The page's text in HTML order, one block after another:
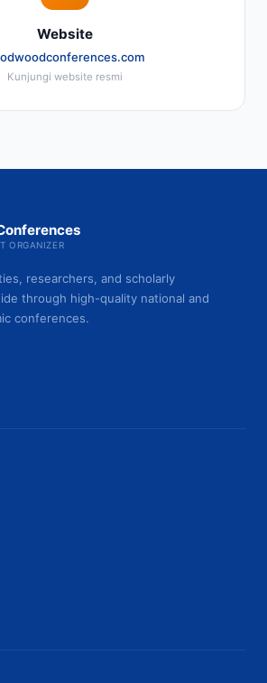
Website
Kunjungi website resmi
ORGANIZER
researchers, and scholarly
through high-quality national and
conferences.